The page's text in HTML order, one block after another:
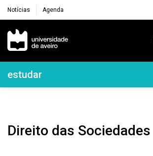
Notícias Agenda
Navegação Principal
Navegação Lateral
estudar
Direito das Sociedades